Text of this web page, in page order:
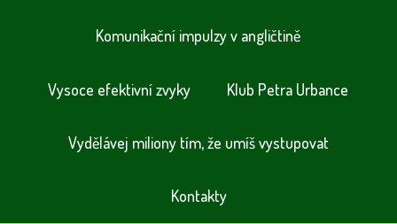
Komunikační impulzy v angličtině
Vysoce efektivní zvyky Klub Petra Urbance
Vydělávej miliony tím, že umíš vystupovat
Kontakty